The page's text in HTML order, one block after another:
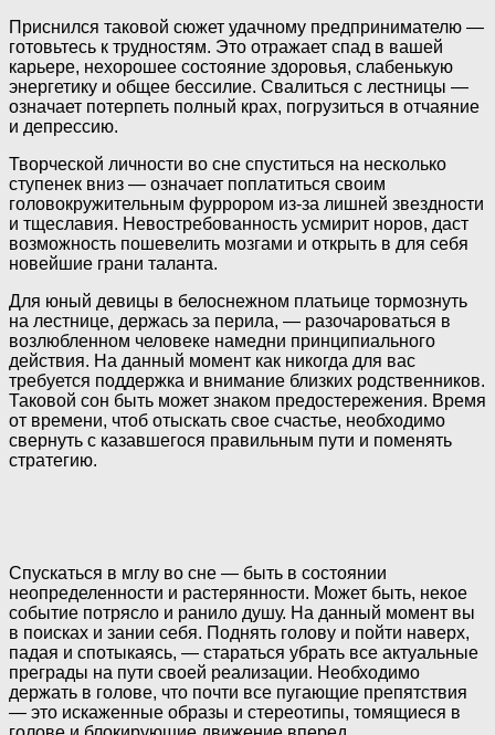
Приснился таковой сюжет удачному предпринимателю —
готовьтесь к трудностям. Это отражает спад в вашей
карьере, нехорошее состояние здоровья, слабенькую
энергетику и общее бессилие. Свалиться с лестницы —
означает потерпеть полный крах, погрузиться в отчаяние
и депрессию.
Творческой личности во сне спуститься на несколько
ступенек вниз — означает поплатиться своим
головокружительным фуррором из-за лишней звездности
и тщеславия. Невостребованность усмирит норов, даст
возможность пошевелить мозгами и открыть в для себя
новейшие грани таланта.
Для юный девицы в белоснежном платьице тормознуть
на лестнице, держась за перила, — разочароваться в
возлюбленном человеке намедни принципиального
действия. На данный момент как никогда для вас
требуется поддержка и внимание близких родственников.
Таковой сон быть может знаком предостережения. Время
от времени, чтоб отыскать свое счастье, необходимо
свернуть с казавшегося правильным пути и поменять
стратегию.
Спускаться в мглу во сне — быть в состоянии
неопределенности и растерянности. Может быть, некое
событие потрясло и ранило душу. На данный момент вы
в поисках и зании себя. Поднять голову и пойти наверх,
падая и спотыкаясь, — стараться убрать все актуальные
преграды на пути своей реализации. Необходимо
держать в голове, что почти все пугающие препятствия
— это искаженные образы и стереотипы, томящиеся в